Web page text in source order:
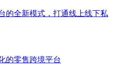
的全新模式，打通线上线下私
的零售跨境平台